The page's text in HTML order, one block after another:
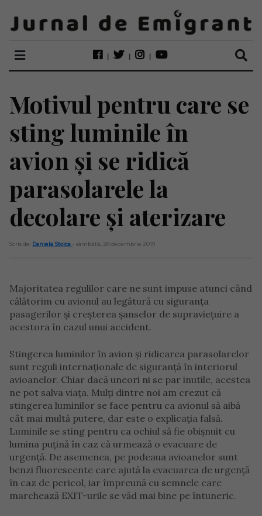
Motivul pentru care se
sting luminile în
avion și se ridică
parasolarele la
decolare și aterizare
Scris de: Daniela Stoica - sâmbătă, 28 decembrie 2019
Majoritatea regulilor care ne sunt impuse atunci când
călătorim cu avionul au legătură cu siguranța
pasagerilor și creșterea șanselor de supraviețuire a
acestora în cazul unui accident.
Stingerea luminilor în avion și ridicarea parasolarelor
sunt reguli internaționale de siguranță în interiorul
avioanelor. Chiar dacă uneori ni se par inutile, acestea
ne pot salva viața. Mulți dintre noi am crezut că
stingerea luminilor se face pentru ca avionul să aibă
cât mai multă putere, dar este o explicația falsă.
Luminile se sting pentru ca ochiul să fie obișnuit cu
lumina puțină în caz că urmează o evacuare de
urgență. De asemenea, pe podeaua avioanelor sunt
benzi fluorescente care ajută la evacuarea de urgență
în caz de pericol, iar împreună cu semnele care
marchează EXIT-urile se văd mai bine pe întuneric.